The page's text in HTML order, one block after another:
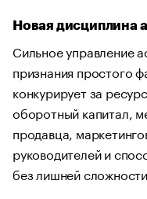
Новая дисциплина
Сильное управление
признания простого
конкурирует за
оборотный капитал,
продавца,
руководителей и
без лишней